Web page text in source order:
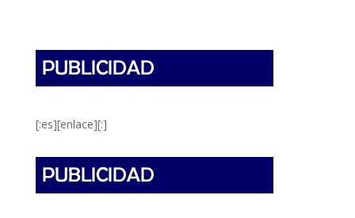
[:es][enlace][:]